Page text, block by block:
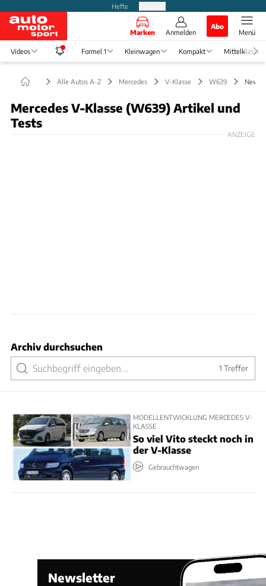
Hefte
Marken Anmelden
Abo
Menü
Videos Formel 1 Kleinwagen Kompakt Mittelklasse
Alle Autos A-Z Mercedes V-Klasse W639 News
Mercedes V-Klasse (W639) Artikel und
Tests
ANZEIGE
Archiv durchsuchen
1 Treffer
MODELLENTWICKLUNG MERCEDES V-
KLASSE
So viel Vito steckt noch in
der V-Klasse
Gebrauchtwagen
Newsletter